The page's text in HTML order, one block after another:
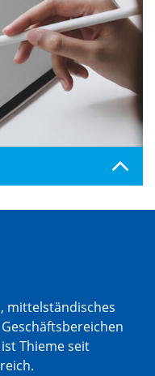
mittelständisches
Thieme seit